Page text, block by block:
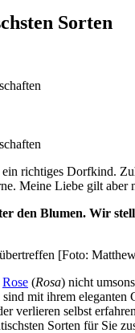
Sorten
richtiges Dorfkind.
Meine Liebe gilt
den Blumen. Wir
[Foto:
Rose (Rosa) nicht
mit ihrem
verlieren selbst
Sorten für Sie